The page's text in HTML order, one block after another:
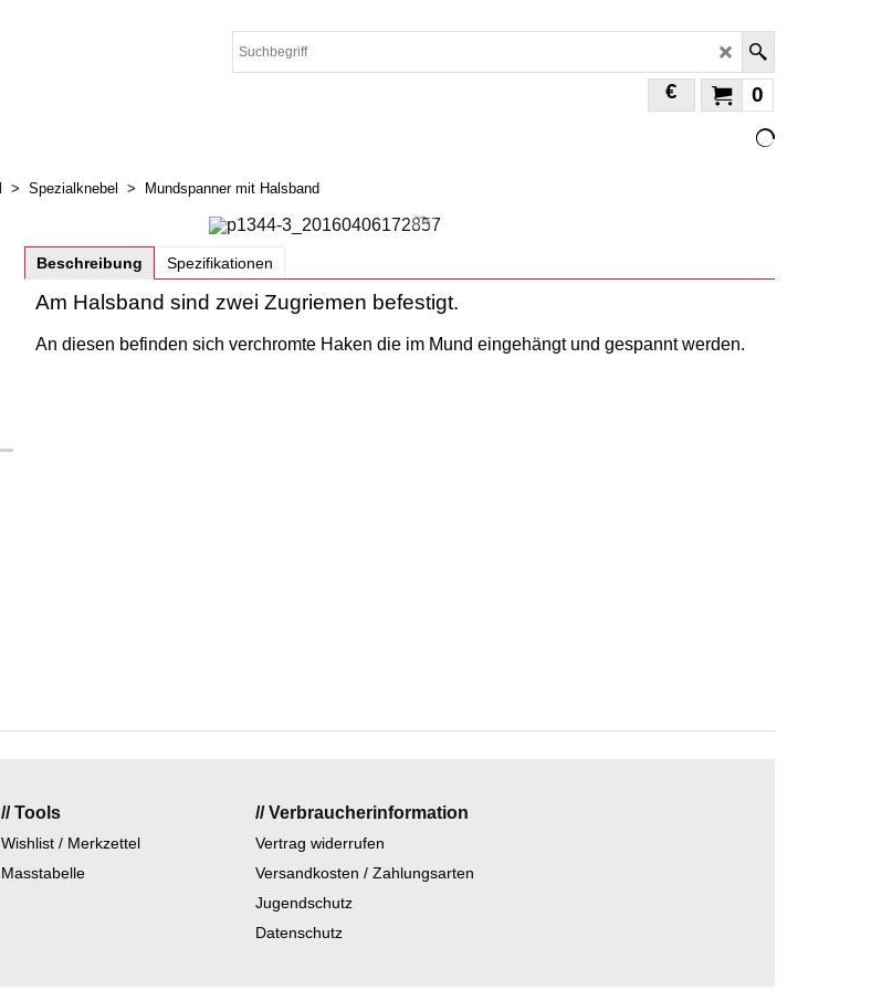
0
€
> Spezialknebel > Mundspanner mit Halsband
Beschreibung Spezifikationen
Am Halsband sind zwei Zugriemen befestigt.
An diesen befinden sich verchromte Haken die im Mund eingehängt und gespannt werden.
// Tools
Wishlist / Merkzettel
Masstabelle
// Verbraucherinformation
Vertrag widerrufen
Versandkosten / Zahlungsarten
Jugendschutz
Datenschutz